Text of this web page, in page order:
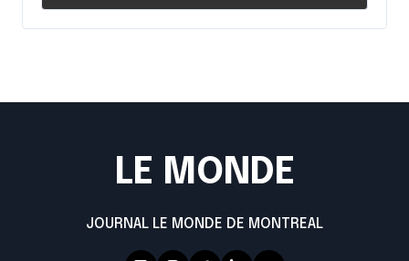
LE MONDE
JOURNAL LE MONDE DE MONTREAL